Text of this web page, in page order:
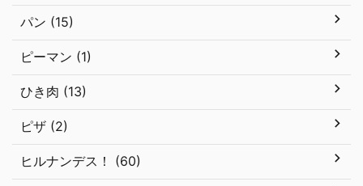
パン (15)
ピーマン (1)
ひき肉 (13)
ピザ (2)
ヒルナンデス！ (60)